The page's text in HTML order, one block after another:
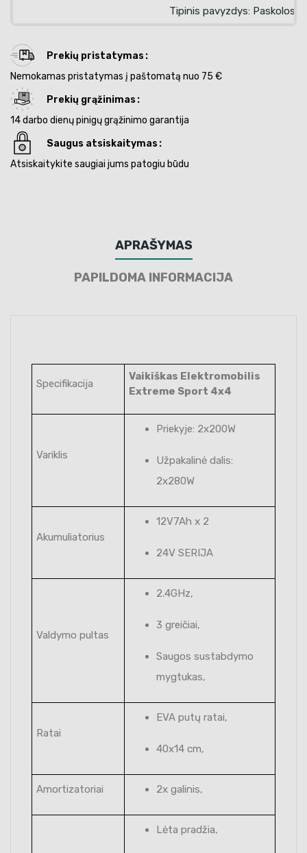
Prekių pristatymas
Nemokamas pristatymas į paštomatą nuo 75 €
Prekių grąžinimas
14 darbo dienų pinigų grąžinimo garantija
Saugus atsiskaitymas
Atsiskaitykite saugiai jums patogiu būdu
APRAŠYMAS
PAPILDOMA INFORMACIJA
Specifikacija
Vaikiškas Elektromobilis
Extreme Sport 4x4
Variklis
Priekyje: 2x200W
Užpakalinė dalis:
2x280W
Akumuliatorius
12V7Ah x 2
24V SERIJA
Valdymo pultas
2.4GHz,
3 greičiai,
Saugos sustabdymo
mygtukas,
Ratai
EVA putų ratai,
40x14 cm,
Amortizatoriai 2x galinis,
Lėta pradžia,